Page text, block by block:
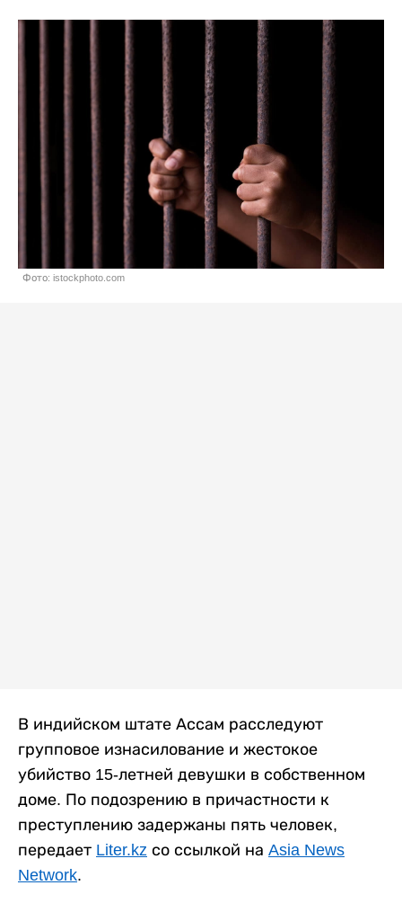
Фото: istockphoto.com
В индийском штате Ассам расследуют
групповое изнасилование и жестокое
убийство 15-летней девушки в собственном
доме. По подозрению в причастности к
преступлению задержаны пять человек,
передает Liter.kz со ссылкой на Asia News
Network.